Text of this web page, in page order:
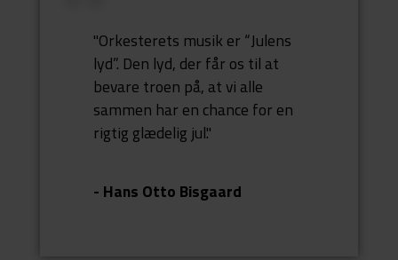
"Orkesterets musik er “Julens
lyd”. Den lyd, der får os til at
bevare troen på, at vi alle
sammen har en chance for en
rigtig glædelig jul."
- Hans Otto Bisgaard